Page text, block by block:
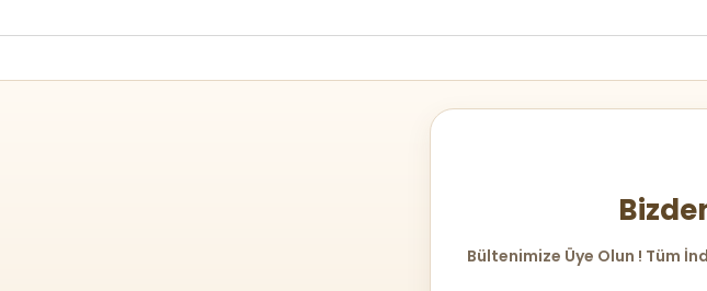
Bültenimize Üye Olun ! Tüm